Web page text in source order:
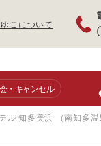
こについて
・キャンセル
ル 知多美浜
（南知多温